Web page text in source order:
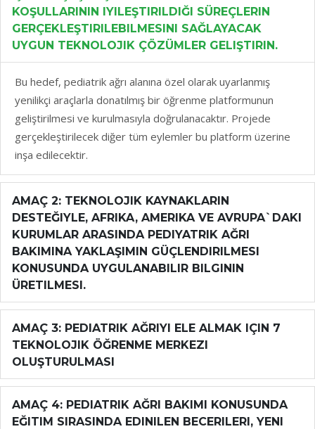
KOŞULLARININ IYILEŞTIRILDIĞI SÜREÇLERIN
GERÇEKLEŞTIRILEBILMESINI SAĞLAYACAK
UYGUN TEKNOLOJIK ÇÖZÜMLER GELIŞTIRIN.
Bu hedef, pediatrik ağrı alanına özel olarak uyarlanmış
yenilikçi araçlarla donatılmış bir öğrenme platformunun
geliştirilmesi ve kurulmasıyla doğrulanacaktır. Projede
gerçekleştirilecek diğer tüm eylemler bu platform üzerine
inşa edilecektir.
AMAÇ 2: TEKNOLOJIK KAYNAKLARIN
DESTEĞIYLE, AFRIKA, AMERIKA VE AVRUPA`DAKI
KURUMLAR ARASINDA PEDIYATRIK AĞRI
BAKIMINA YAKLAŞIMIN GÜÇLENDIRILMESI
KONUSUNDA UYGULANABILIR BILGININ
ÜRETILMESI.
AMAÇ 3: PEDIATRIK AĞRIYI ELE ALMAK IÇIN 7
TEKNOLOJIK ÖĞRENME MERKEZI
OLUŞTURULMASI
AMAÇ 4: PEDIATRIK AĞRI BAKIMI KONUSUNDA
EĞITIM SIRASINDA EDINILEN BECERILERI, YENI